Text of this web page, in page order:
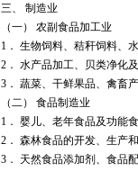
三、 制造业
（一） 农副食品加工业
1． 生物饲料、秸秆饲料、
2． 水产品加工、贝类净化
3． 蔬菜、干鲜果品、禽畜
（二） 食品制造业
1． 婴儿、老年食品及功能
2． 森林食品的开发、生产
3． 天然食品添加剂、食品